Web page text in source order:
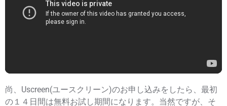
尚、Uscreen(ユースクリーン)のお申し込みをしたら、最初
の１４日間は無料お試し期間になります。当然ですが、そ